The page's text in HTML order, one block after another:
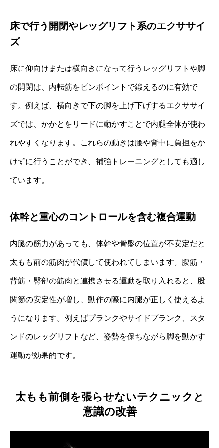
床で行う開閉やレッグリフト系のエクササイ
ズ
床に仰向けまたは横向きになって行うレッグリフトや脚
の開閉は、内転筋をピンポイントで鍛えるのに有効で
す。例えば、横向きで下の脚を上げ下げするエクササイ
ズでは、かかとをリードに動かすことで内腿全体が使わ
れやすくなります。これらの動きは腰や背中に負担をか
けずに行うことができ、補強トレーニングとしても適し
ています。
体幹と重心のコントロールを含む複合運動
内腿の筋力があっても、体幹や骨盤の位置が不安定だと
太もも前の筋肉が代償して使われてしまいます。腹筋・
背筋・臀部の筋肉と連携させる運動を取り入れると、股
関節の安定性が増し、動作の際に内腿が正しく使えるよ
うになります。例えばプランクやサイドプランク、スタ
ンドのレッグリフトなど、姿勢を保ちながら脚を動かす
運動が効果的です。
太もも前側を張らせないテクニックと
意識の改善